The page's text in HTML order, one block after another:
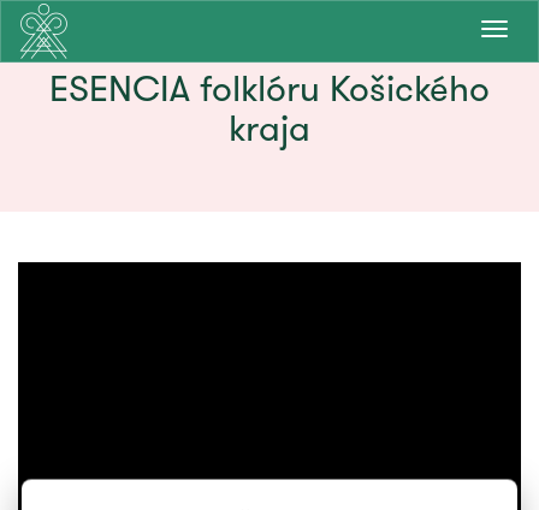
ESENCIA folklóru Košického
kraja